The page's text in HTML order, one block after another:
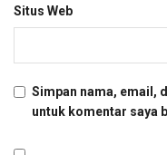
Situs Web
Simpan nama, email,
untuk komentar saya